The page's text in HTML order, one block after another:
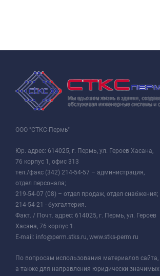
ООО "СТКС-Пермь"
Юр. адрес: 614025, г. Пермь, ул. Героев Хасана,
76 корпус 1, офис 313
тел./факс (342) 214-54-57 – администрация,
отдел персонала;
219-54-07 (08) – отдел продаж, отдел снабжения;
214-54-21 - бухгалтерия.
Факт. / Почт. адрес: 614025, г. Пермь, ул. Героев
Хасана, 76 корпус 1.
E-mail: info@perm.stks.ru, www.stks-perm.ru
По вопросам использования материалов сайта,
а также для направления юридически значимых